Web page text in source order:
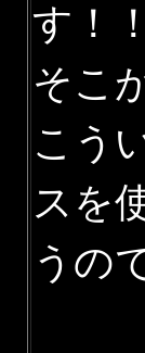
す！！
そこ
こう
スを
うの